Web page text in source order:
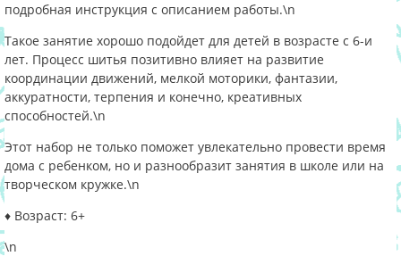
подробная инструкция с описанием работы.\n
Такое занятие хорошо подойдет для детей в возрасте с 6-и
лет. Процесс шитья позитивно влияет на развитие
координации движений, мелкой моторики, фантазии,
аккуратности, терпения и конечно, креативных
способностей.\n
Этот набор не только поможет увлекательно провести время
дома с ребенком, но и разнообразит занятия в школе или на
творческом кружке.\n
♦ Возраст: 6+
\n